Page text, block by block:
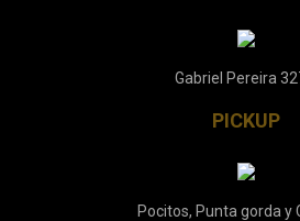
Gabriel Pereira
PICKUP
Pocitos, Punta gorda y